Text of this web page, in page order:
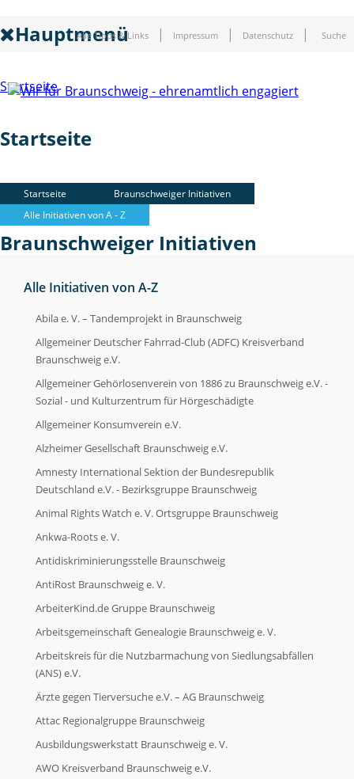
Alle Tipps & Links Impressum Datenschutz Suche
Hauptmenü
Startseite
Startseite
Braunschweiger Initiativen
Braunschweiger Initiativen
Soziale Initiativen
Soziale Initiativen
Ökologische Initiativen
Ökologische Initiativen
Politische Initiativen
Weitere Initiativen
Weitere Initiativen
Alle Initiativen von A - Z
Alle Initiativen von A - Z
Startseite
Braunschweiger Initiativen
Alle Initiativen von A - Z
Alle Initiativen von A-Z
Abila e. V. – Tandemprojekt in Braunschweig
Allgemeiner Deutscher Fahrrad-Club (ADFC) Kreisverband
Braunschweig e.V.
Allgemeiner Gehörlosenverein von 1886 zu Braunschweig e.V. -
Sozial - und Kulturzentrum für Hörgeschädigte
Allgemeiner Konsumverein e.V.
Alzheimer Gesellschaft Braunschweig e.V.
Amnesty International Sektion der Bundesrepublik
Deutschland e.V. - Bezirksgruppe Braunschweig
Animal Rights Watch e. V. Ortsgruppe Braunschweig
Ankwa-Roots e. V.
Antidiskriminierungsstelle Braunschweig
AntiRost Braunschweig e. V.
ArbeiterKind.de Gruppe Braunschweig
Arbeitsgemeinschaft Genealogie Braunschweig e. V.
Arbeitskreis für die Nutzbarmachung von Siedlungsabfällen
(ANS) e.V.
Ärzte gegen Tierversuche e.V. – AG Braunschweig
Attac Regionalgruppe Braunschweig
Ausbildungswerkstatt Braunschweig e. V.
AWO Kreisverband Braunschweig e.V.